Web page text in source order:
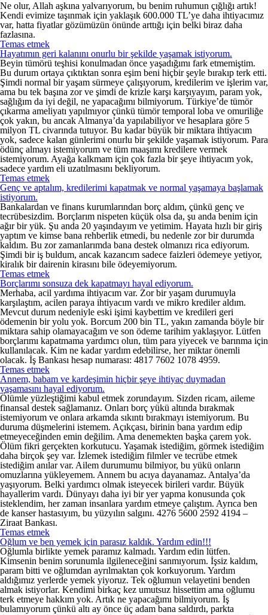
Ne olur, Allah aşkına yalvarıyorum, bu benim ruhumun çığlığı artık!
Kendi evimize taşınmak için yaklaşık 600.000 TL’ye daha ihtiyacımız
var, hatta fiyatlar gözümüzün önünde arttığı için belki biraz daha
fazlasına.
Temas etmek
Hayatımın geri kalanını onurlu bir şekilde yaşamak istiyorum.
Beyin tümörü teşhisi konulmadan önce yaşadığımı fark etmemiştim.
Bu durum ortaya çıktıktan sonra eşim beni hiçbir şeyle bırakıp terk etti.
Şimdi normal bir yaşam sürmeye çalışıyorum, kredilerim ve işlerim var,
ama bu tek başına zor ve şimdi de krizle karşı karşıyayım, param yok,
sağlığım da iyi değil, ne yapacağımı bilmiyorum. Türkiye’de tümör
çıkarma ameliyatı yapılmıyor çünkü tümör temporal loba ve omuriliğe
çok yakın, bu ancak Almanya’da yapılabiliyor ve hesaplara göre 5
milyon TL civarında tutuyor. Bu kadar büyük bir miktara ihtiyacım
yok, sadece kalan günlerimi onurlu bir şekilde yaşamak istiyorum. Para
ödünç almayı istemiyorum ve tüm maaşımı kredilere vermek
istemiyorum. Ayağa kalkmam için çok fazla bir şeye ihtiyacım yok,
sadece yardım eli uzatılmasını bekliyorum.
Temas etmek
Genç ve aptalım, kredilerimi kapatmak ve normal yaşamaya başlamak
istiyorum.
Bankalardan ve finans kurumlarından borç aldım, çünkü genç ve
tecrübesizdim. Borçlarım nispeten küçük olsa da, şu anda benim için
ağır bir yük. Şu anda 20 yaşındayım ve yetimim. Hayata hızlı bir giriş
yaptım ve kimse bana rehberlik etmedi, bu nedenle zor bir durumda
kaldım. Bu zor zamanlarımda bana destek olmanızı rica ediyorum.
Şimdi bir iş buldum, ancak kazancım sadece faizleri ödemeye yetiyor,
kiralık bir dairenin kirasını bile ödeyemiyorum.
Temas etmek
Borçlarımı sonsuza dek kapatmayı hayal ediyorum.
Merhaba, acil yardıma ihtiyacım var. Zor bir yaşam durumuyla
karşılaştım, acilen paraya ihtiyacım vardı ve mikro krediler aldım.
Mevcut durum nedeniyle eski işimi kaybettim ve kredileri geri
ödemenin bir yolu yok. Borcum 200 bin TL, yakın zamanda böyle bir
miktara sahip olamayacağım ve son ödeme tarihim yaklaşıyor. Lütfen
borçlarımı kapatmama yardımcı olun, tüm para yiyecek ve barınma için
kullanılacak. Kim ne kadar yardım edebilirse, her miktar önemli
olacak. İş Bankası hesap numarası: 4817 7602 1078 4959.
Temas etmek
Annem, babam ve kardeşimin hiçbir şeye ihtiyaç duymadan
yaşamasını hayal ediyorum.
Ölümle yüzleştiğimi kabul etmek zorundayım. Sizden ricam, aileme
finansal destek sağlamanız. Onları borç yükü altında bırakmak
istemiyorum ve onlara arkamda sıkıntı bırakmayı istemiyorum. Bu
duruma düşmelerini istemem. Açıkçası, birinin bana yardım edip
etmeyeceğinden emin değilim. Ama denemekten başka çarem yok.
Ölüm fikri gerçekten korkutucu. Yaşamak istediğim, görmek istediğim
daha birçok şey var. İzlemek istediğim filmler ve tecrübe etmek
istediğim anılar var. Ailem durumumu bilmiyor, bu yükü onların
omuzlarına yükleyemem. Annem bu acıya dayanamaz. Antalya’da
yaşıyorum. Belki yardımcı olmak isteyecek birileri vardır. Büyük
hayallerim vardı. Dünyayı daha iyi bir yer yapma konusunda çok
isteklendim, her zaman insanlara yardım etmeye çalıştım. Ayrıca ben
de kanser hastasıyım, bu yüzyılın salgını. 4276 5600 2592 4194 –
Ziraat Bankası.
Temas etmek
Oğlum ve ben yemek için parasız kaldık. Yardım edin!!!
Oğlumla birlikte yemek paramız kalmadı. Yardım edin lütfen.
Kimsenin benim sorunumla ilgileneceğini sanmıyorum. İşsiz kaldım,
param bitti ve oğlumdan ayrılmaktan çok korkuyorum. Yardım
aldığımız yerlerde yemek yiyoruz. Tek oğlumun velayetini benden
almak istiyorlar. Kendimi birkaç kez umutsuz hissettim ama oğlumu
terk etmeye hakkım yok. Artık ne yapacağımı bilmiyorum. İş
bulamıyorum çünkü altı ay önce üç adam bana saldırdı, parkta